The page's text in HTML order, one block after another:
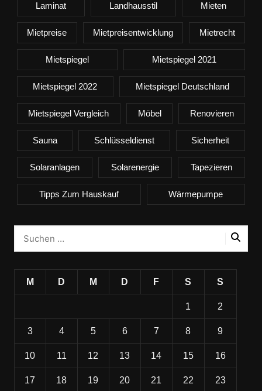
Laminat Landhausstil Mieten
Mietpreise Mietpreisentwicklung Mietrecht
Mietspiegel Mietspiegel 2021
Mietspiegel 2022 Mietspiegel Deutschland
Mietspiegel Vergleich Möbel Renovieren
Sauna Schlüsseldienst Sicherheit
Solaranlagen Solarenergie Tapezieren
Tipps Zum Hauskauf Wärmepumpe
M D M D F S S
1 2
3 4 5 6 7 8 9
10 11 12 13 14 15 16
17 18 19 20 21 22 23